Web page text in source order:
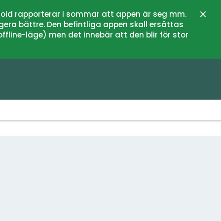
rapporterar i sommar att appen är seg mm.
bättre. Den befintliga appen skall ersättas
läge) men det innebär att den blir för stor